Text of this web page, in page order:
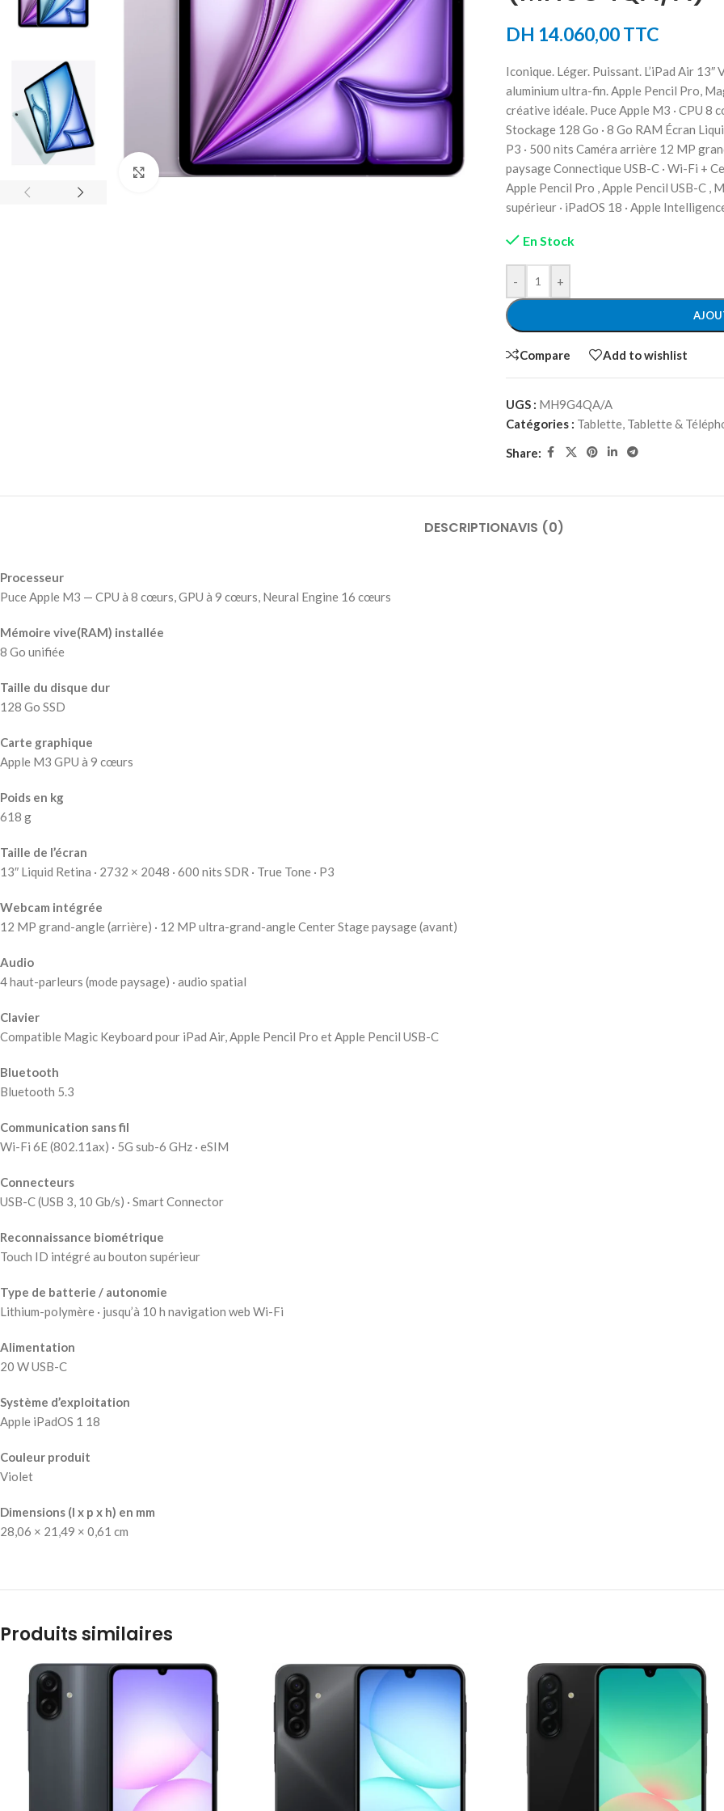
Click to enlarge
DH 14.060,00TTC
Iconique. Léger. Puissant. L’iPad Air
aluminium ultra-fin. Apple Pencil Pro,
créative idéale. Puce Apple M3 · CPU 8
Stockage 128 Go · 8 Go RAM Écran
P3 · 500 nits Caméra arrière 12 MP
paysage Connectique USB-C · Wi-Fi +
Apple Pencil Pro , Apple Pencil USB-C ,
supérieur · iPadOS 18 · Apple
En Stock
- +
Compare Add to wishlist
UGS : MH9G4QA/A
Catégories : Tablette, Tablette &
Share:
DESCRIPTIONAVIS (0)
Processeur
Puce Apple M3 — CPU à 8 cœurs, GPU à 9 cœurs, Neural Engine 16 cœurs
Mémoire vive(RAM) installée
8 Go unifiée
Taille du disque dur
128 Go SSD
Carte graphique
Apple M3 GPU à 9 cœurs
Poids en kg
618 g
Taille de l’écran
13″ Liquid Retina · 2732 × 2048 · 600 nits SDR · True Tone · P3
Webcam intégrée
12 MP grand-angle (arrière) · 12 MP ultra-grand-angle Center Stage paysage (avant)
Audio
4 haut-parleurs (mode paysage) · audio spatial
Clavier
Compatible Magic Keyboard pour iPad Air, Apple Pencil Pro et Apple Pencil USB-C
Bluetooth
Bluetooth 5.3
Communication sans fil
Wi-Fi 6E (802.11ax) · 5G sub-6 GHz · eSIM
Connecteurs
USB-C (USB 3, 10 Gb/s) · Smart Connector
Reconnaissance biométrique
Touch ID intégré au bouton supérieur
Type de batterie / autonomie
Lithium-polymère · jusqu’à 10 h navigation web Wi-Fi
Alimentation
20 W USB-C
Système d’exploitation
Apple iPadOS 1 18
Couleur produit
Violet
Dimensions (l x p x h) en mm
28,06 × 21,49 × 0,61 cm
Produits similaires